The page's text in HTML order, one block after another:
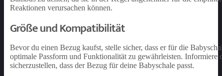
Reaktionen verursachen können.
Größe und Kompatibilität
Bevor du einen Bezug kaufst, stelle sicher, dass er für die
optimale Passform und Funktionalität zu gewährleisten.
sicherzustellen, dass der Bezug für deine Babyschale passt.